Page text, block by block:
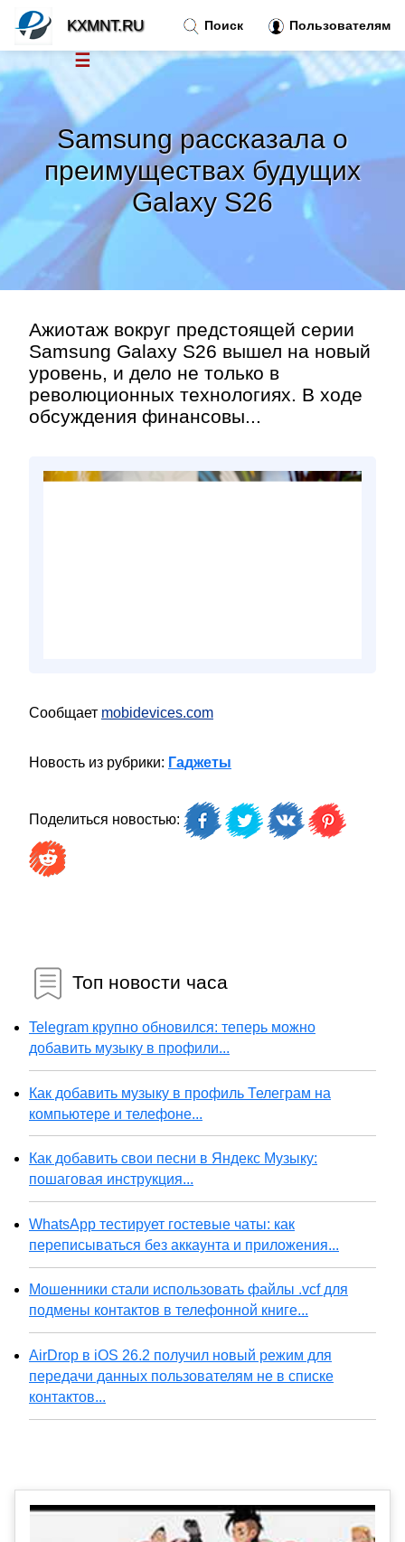
Samsung рассказала о
преимуществах будущих
Galaxy S26
Ажиотаж вокруг предстоящей серии
Samsung Galaxy S26 вышел на новый
уровень, и дело не только в
революционных технологиях. В ходе
обсуждения финансовы...
Сообщает mobidevices.com
Новость из рубрики: Гаджеты
Поделиться новостью:
Топ новости часа
Telegram крупно обновился: теперь можно
добавить музыку в профили...
Как добавить музыку в профиль Телеграм на
компьютере и телефоне...
Как добавить свои песни в Яндекс Музыку:
пошаговая инструкция...
WhatsApp тестирует гостевые чаты: как
переписываться без аккаунта и приложения...
Мошенники стали использовать файлы .vcf для
подмены контактов в телефонной книге...
AirDrop в iOS 26.2 получил новый режим для
передачи данных пользователям не в списке
контактов...
Поиск Пользователям
KXMNT.RU
☰
Новости
Тренды новостей»
»
Правила »